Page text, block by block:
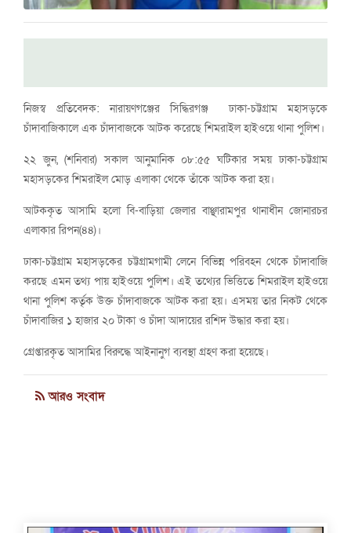
নিজস্ব প্রতিবেদক: নারায়ণগঞ্জের সিদ্ধিরগঞ্জ ঢাকা-চট্টগ্রাম মহাসড়কে
চাঁদাবাজিকালে এক চাঁদাবাজকে আটক করেছে শিমরাইল হাইওয়ে থানা পুলিশ।
২২ জুন, (শনিবার) সকাল আনুমানিক ০৮:৫৫ ঘটিকার সময় ঢাকা-চট্টগ্রাম
মহাসড়কের শিমরাইল মোড় এলাকা থেকে তাঁকে আটক করা হয়।
আটককৃত আসামি হলো বি-বাড়িয়া জেলার বাঞ্ছারামপুর থানাধীন জোনারচর
এলাকার রিপন(৪৪)।
ঢাকা-চট্টগ্রাম মহাসড়কের চট্টগ্রামগামী লেনে বিভিন্ন পরিবহন থেকে চাঁদাবাজি
করছে এমন তথ্য পায় হাইওয়ে পুলিশ। এই তথ্যের ভিত্তিতে শিমরাইল হাইওয়ে
থানা পুলিশ কর্তৃক উক্ত চাঁদাবাজকে আটক করা হয়। এসময় তার নিকট থেকে
চাঁদাবাজির ১ হাজার ২০ টাকা ও চাঁদা আদায়ের রশিদ উদ্ধার করা হয়।
গ্রেপ্তারকৃত আসামির বিরুদ্ধে আইনানুগ ব্যবস্থা গ্রহণ করা হয়েছে।
আরও সংবাদ